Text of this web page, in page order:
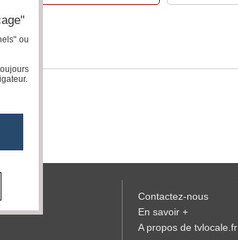
Contactez-nous
En savoir +
A propos de tvlocale.fr
ou